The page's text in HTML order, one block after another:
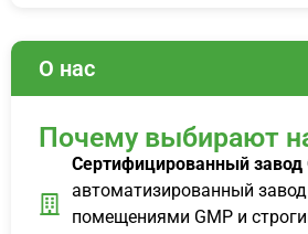
О нас
Почему выбирают
Сертифицированный завод
автоматизированный
помещениями GMP и